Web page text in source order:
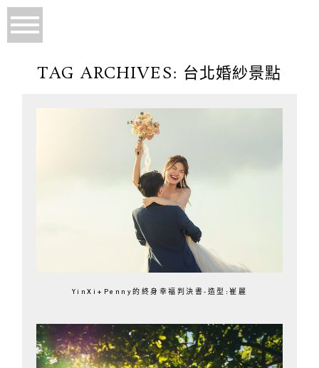
TAG ARCHIVES: 台北婚紗景點
YinXi+Penny的終身幸福判決書-造型:崔麗